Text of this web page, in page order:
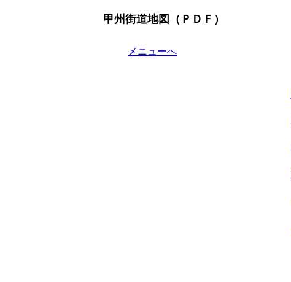
甲州街道地図（ＰＤＦ）
メニューへ